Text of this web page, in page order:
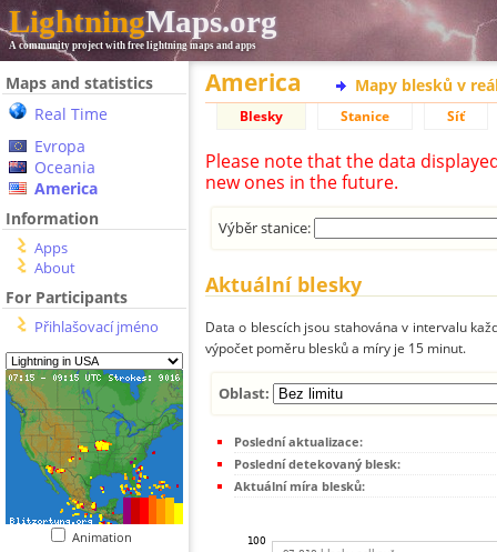
LightningMaps.org
A community project with free lightning maps and apps
Maps and statistics
Real Time
Evropa
Oceania
America
Information
Apps
About
For Participants
Přihlašovací jméno
Animation
America Mapy blesků v
Blesky Stanice Síť
Please note that the data
new ones in the future.
Výběr stanice:
Aktuální blesky
Data o blescích jsou stahována v intervalu
výpočet poměru blesků a míry je 15 minut.
Oblast:
Poslední aktualizace:
Poslední detekovaný blesk:
Aktuální míra blesků: